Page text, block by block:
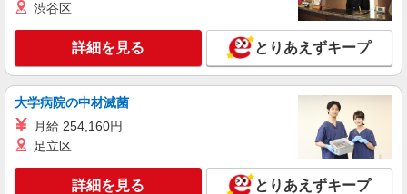
渋谷区
詳細を見る とりあえずキープ
大学病院の中材滅菌
月給 254,160円
足立区
詳細を見る とりあえずキープ